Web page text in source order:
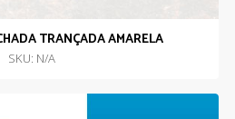
TRANÇADA AMARELA
SKU: N/A